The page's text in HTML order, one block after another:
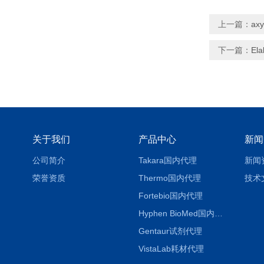
上一篇：
下一篇：
关于我们
公司简介
荣誉资质
产品中心
Takara国内代理
Thermo国内代理
Fortebio国内代理
Gentaur试剂代理
VistaLab耗材代理
新
新闻
技术